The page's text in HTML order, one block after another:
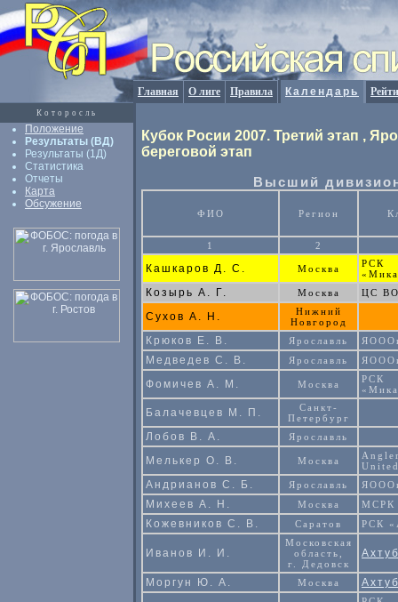
Главная О лиге Правила Календарь
Которосль
Положение
Результаты (ВД)
Результаты (1Д)
Статистика
Отчеты
Карта
Обсужение
Кубок Росии 2007. Третий этап ,
береговой этап
Высший
ФИО Регион
1 2
Кашкаров Д. С. Москва
РСК
Козырь А. Г. Москва ЦС
Сухов А. Н.
Нижний
Новгород
Крюков Е. В. Ярославль
Медведев С. В. Ярославль
Фомичев А. М. Москва
РСК
Балачевцев М. П.
Санкт-
Петербург
Лобов В. А. Ярославль
Мелькер О. В. Москва
Андрианов С. Б. Ярославль
Михеев А. Н. Москва МСРК
Кожевников С. В. Саратов РСК
Иванов И. И.
Московская
область,
г. Дедовск
Моргун Ю. А. Москва